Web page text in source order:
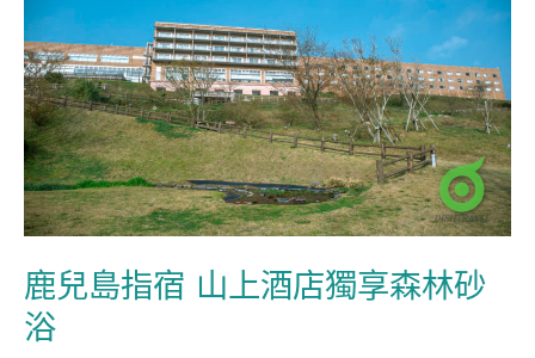
鹿兒島指宿 山上酒店獨享森林砂
浴
島
指
宿
山
上
酒
店
獨
享